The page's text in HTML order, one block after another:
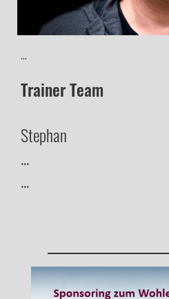
...
Trainer Team
Stephan
...
...